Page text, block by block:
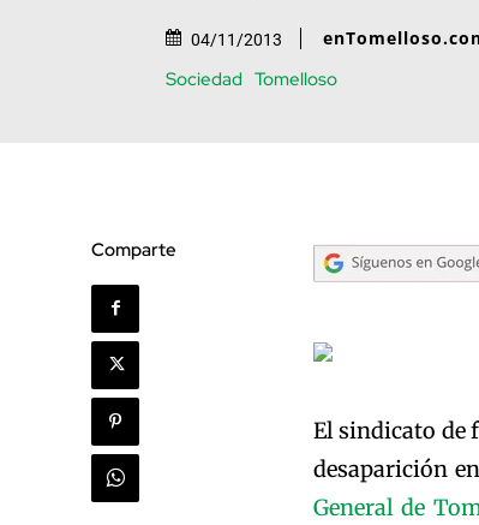
04/11/2013
Sociedad Tomelloso
Comparte
El sindicato de
desaparición
General de